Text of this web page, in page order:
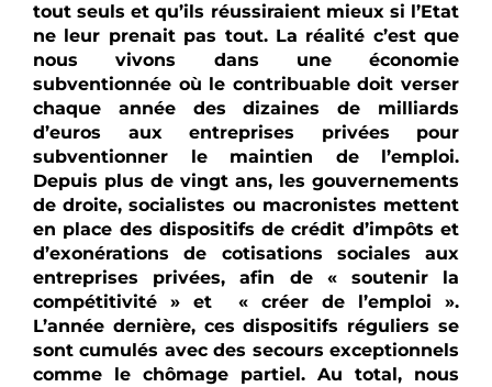
tout seuls et qu’ils réussiraient mieux si l’Etat
ne leur prenait pas tout. La réalité c’est que
nous vivons dans une économie
subventionnée où le contribuable doit verser
chaque année des dizaines de milliards
d’euros aux entreprises privées pour
subventionner le maintien de l’emploi.
Depuis plus de vingt ans, les gouvernements
de droite, socialistes ou macronistes mettent
en place des dispositifs de crédit d’impôts et
d’exonérations de cotisations sociales aux
entreprises privées, afin de « soutenir la
compétitivité » et « créer de l’emploi ».
L’année dernière, ces dispositifs réguliers se
sont cumulés avec des secours exceptionnels
comme le chômage partiel. Au total, nous